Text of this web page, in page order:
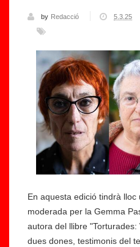
by Redacció 5.3.25
En aquesta edició tindrà lloc
moderada per la Gemma
autora del llibre
dues dones, testimonis del